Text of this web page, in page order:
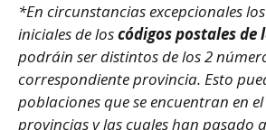
*En circunstancias excepcionales
iniciales de loscódigos postales de
podráin ser distintos de los 2
correspondiente provincia. Esto
poblaciones que se encuentran en
provincias y las cuales han pasado